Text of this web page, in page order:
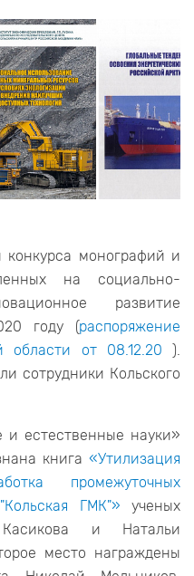
конкурса монографий и
на социально-
развитие
году (распоряжение
области от 08.12.20 ).
сотрудники Кольского
естественные науки»
книга «Утилизация
промежуточных
ГМК"» ученых
и Натальи
место награждены